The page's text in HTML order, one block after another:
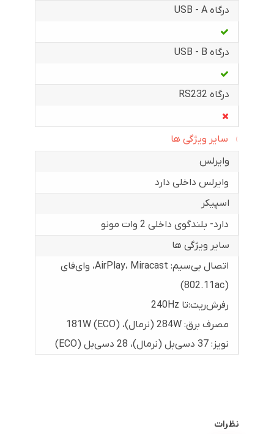
درگاه USB - A
درگاه USB - B
درگاه RS232
سایر ویژگی ها
وایرلس
وایرلس داخلی دارد
اسپیکر
دارد- بلندگوی داخلی 2 وات مونو
سایر ویژگی ها
اتصال بی‌سیم: AirPlay، Miracast، وای‌فای
(802.11ac)
رفرش‌ریت:تا 240Hz
مصرف برق: 284W (نرمال)، 181W (ECO)
نویز: 37 دسی‌بل (نرمال)، 28 دسی‌بل (ECO)
نظرات